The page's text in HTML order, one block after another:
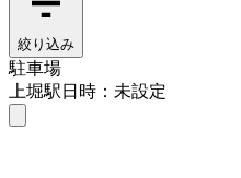
絞り込み
駐車場
上堀駅日時：未設定